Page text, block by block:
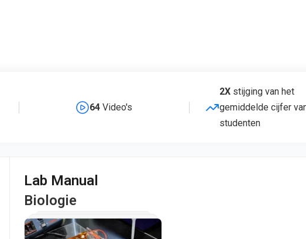
64 Video's
2X stijging van het
gemiddelde cijfer
studenten
Lab Manual
Biologie